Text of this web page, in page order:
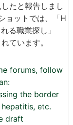
たと報告しまし
ョットでは、「H
る職業探し」
ています。
forums, follow
the border
etc.
draft